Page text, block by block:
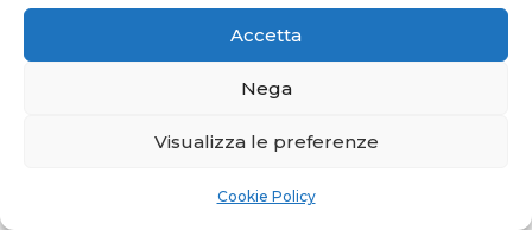
Accetta
Nega
Visualizza le preferenze
Cookie Policy
8.2.1 – “UMBRIAPERTA: CALL FOR SUPPORT TO
COMPANIES IN THE TOURISM CHAIN IN THE
TERRITORIES OF THE 2016 SISMA CRATER”, for the
G19J21009290004
Il servizio “SVILUPPO PIATTAFORMA WEB” è stato
“UMBRIAPERTA: BANDO PER IL SOSTEGNO ALLE
IMPRESE DELLA FILIERA DEL TURISMO NEI TERRITORI